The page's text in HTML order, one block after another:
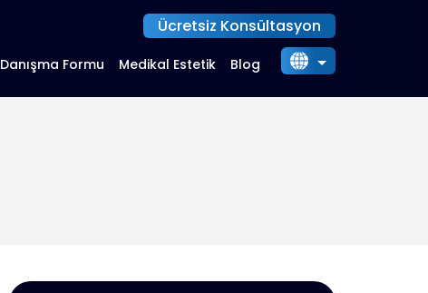
Ücretsiz Konsültasyon
Danışma Formu Medikal Estetik
Blog
Türkçe
Español